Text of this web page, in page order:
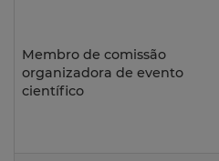
Membro de comissão
organizadora de evento
científico